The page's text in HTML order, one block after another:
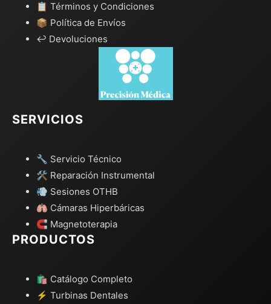
📋 Términos y Condiciones
📦 Política de Envíos
↩️ Devoluciones
SERVICIOS
🔧 Servicio Técnico
🛠️ Reparación Instrumental
💨 Sesiones OTHB
🫁 Cámaras Hiperbáricas
🧲 Magnetoterapia
PRODUCTOS
🛍️ Catálogo Completo
⚡ Turbinas Dentales